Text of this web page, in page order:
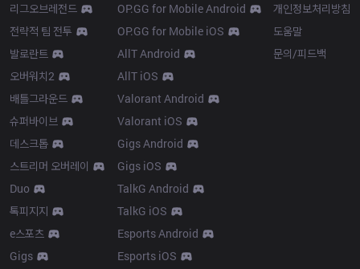
리그오브레전드
전략적 팀 전투
발로란트
오버워치2
배틀그라운드
슈퍼바이브
데스크톱
스트리머 오버레이
Duo
톡피지지
e스포츠
Gigs
OP.GG for Mobile Android
OP.GG for Mobile iOS
AllT Android
AllT iOS
Valorant Android
Valorant iOS
Gigs Android
Gigs iOS
TalkG Android
TalkG iOS
Esports Android
Esports iOS
개인정보처리방침
도움말
문의/피드백